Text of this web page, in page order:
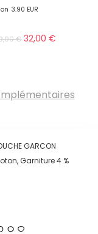
3.90 EUR
€ 32,00€
GARCON
Garniture 4 %